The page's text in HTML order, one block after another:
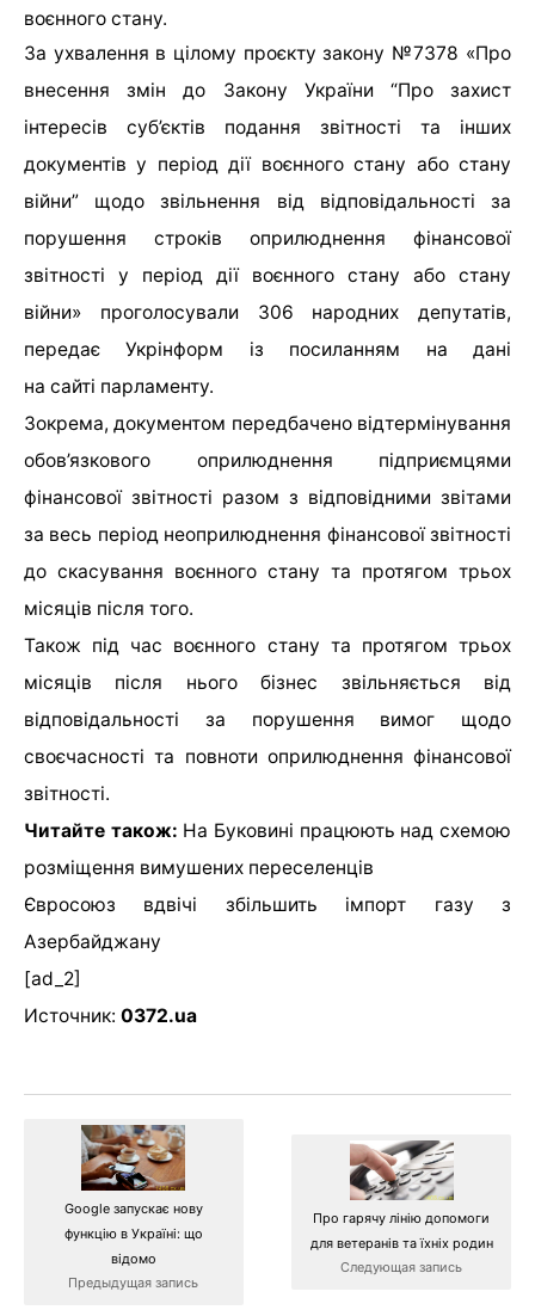
воєнного стану.
За ухвалення в цілому проєкту закону №7378 «Про
внесення змін до Закону України “Про захист
інтересів суб’єктів подання звітності та інших
документів у період дії воєнного стану або стану
війни” щодо звільнення від відповідальності за
порушення строків оприлюднення фінансової
звітності у період дії воєнного стану або стану
війни» проголосували 306 народних депутатів,
передає Укрінформ із посиланням на дані
на сайті парламенту.
Зокрема, документом передбачено відтермінування
обов’язкового оприлюднення підприємцями
фінансової звітності разом з відповідними звітами
за весь період неоприлюднення фінансової звітності
до скасування воєнного стану та протягом трьох
місяців після того.
Також під час воєнного стану та протягом трьох
місяців після нього бізнес звільняється від
відповідальності за порушення вимог щодо
своєчасності та повноти оприлюднення фінансової
звітності.
Читайте також: На Буковині працюють над схемою
розміщення вимушених переселенців
Євросоюз вдвічі збільшить імпорт газу з
Азербайджану
[ad_2]
Источник: 0372.ua
Google запускає нову
функцію в Україні: що
відомо
Предыдущая запись
Про гарячу лінію допомоги
для ветеранів та їхніх родин
Следующая запись